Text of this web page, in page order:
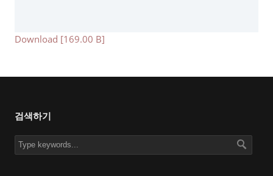
Download [169.00 B]
검색하기